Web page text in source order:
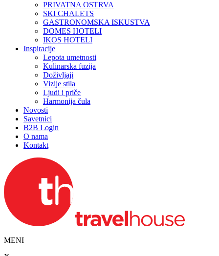
PRIVATNA OSTRVA
SKI CHALETS
GASTRONOMSKA ISKUSTVA
DOMES HOTELI
IKOS HOTELI
Inspiracije
Lepota umetnosti
Kulinarska fuzija
Doživljaji
Vizije stila
Ljudi i priče
Harmonija čula
Novosti
Savetnici
B2B Login
O nama
Kontakt
MENI